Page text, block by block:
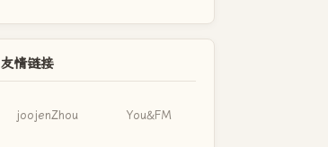
友情链接
joojenZhou You&FM